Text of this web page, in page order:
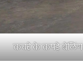
कचरे के कपड़े बेलिंग